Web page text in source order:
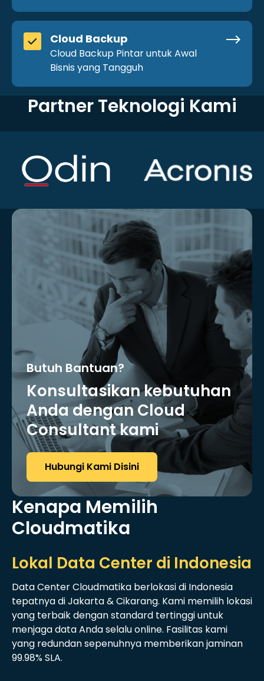
Cloud Backup
Cloud Backup Pintar untuk Awal
Bisnis yang Tangguh
Partner Teknologi Kami
Butuh Bantuan?
Konsultasikan kebutuhan
Anda dengan Cloud
Consultant kami
Hubungi Kami Disini
Kenapa Memilih
Cloudmatika
Lokal Data Center di Indonesia
Data Center Cloudmatika berlokasi di Indonesia
tepatnya di Jakarta & Cikarang. Kami memilih lokasi
yang terbaik dengan standard tertinggi untuk
menjaga data Anda selalu online. Fasilitas kami
yang redundan sepenuhnya memberikan jaminan
99.98% SLA.